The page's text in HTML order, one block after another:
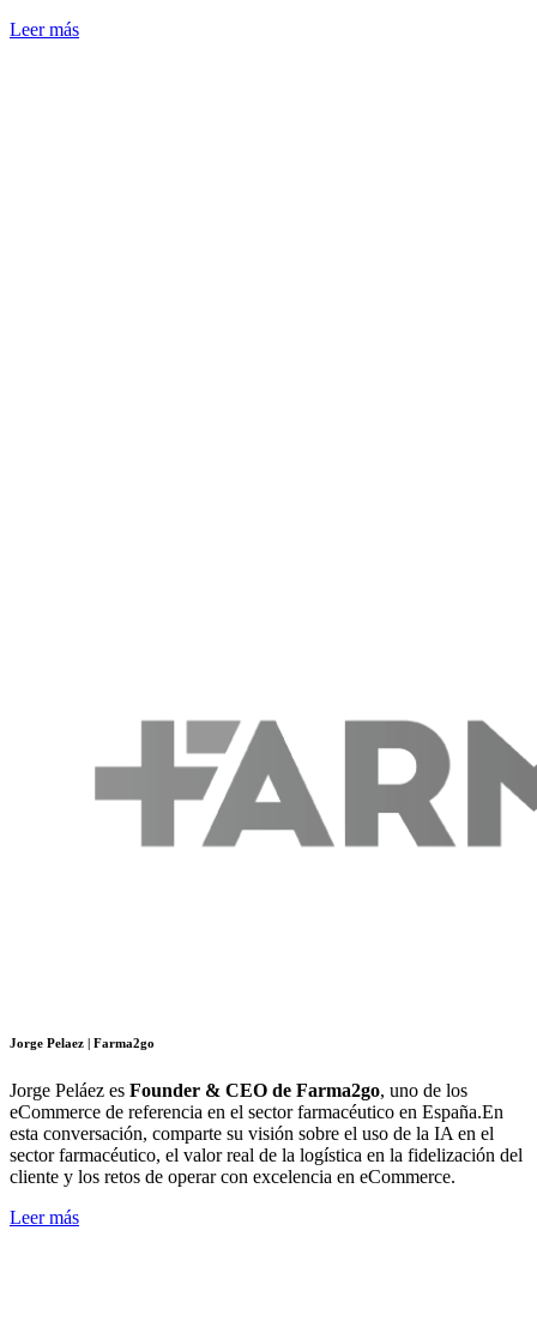
Leer más
Jorge Pelaez | Farma2go
Jorge Peláez es Founder & CEO de Farma2go, uno de los
eCommerce de referencia en el sector farmacéutico en España.En
esta conversación, comparte su visión sobre el uso de la IA en el
sector farmacéutico, el valor real de la logística en la fidelización del
cliente y los retos de operar con excelencia en eCommerce.
Leer más